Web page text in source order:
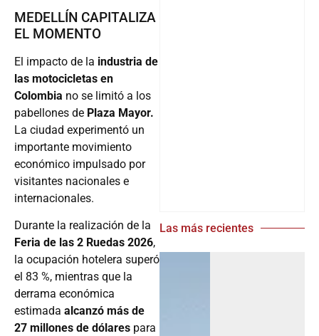
MEDELLÍN CAPITALIZA
EL MOMENTO
El impacto de la industria de
las motocicletas en
Colombia no se limitó a los
pabellones de Plaza Mayor.
La ciudad experimentó un
importante movimiento
económico impulsado por
visitantes nacionales e
internacionales.
Durante la realización de la
Feria de las 2 Ruedas 2026,
la ocupación hotelera superó
el 83 %, mientras que la
derrama económica
estimada alcanzó más de
27 millones de dólares para
Las más recientes